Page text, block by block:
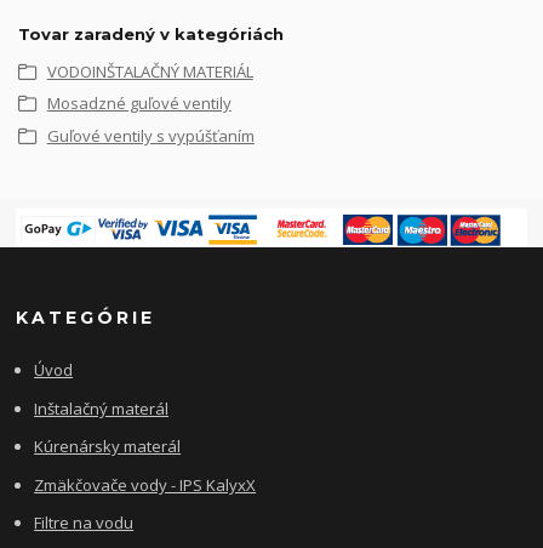
Tovar zaradený v kategóriách
VODOINŠTALAČNÝ MATERIÁL
Mosadzné guľové ventily
Guľové ventily s vypúšťaním
KATEGÓRIE
Úvod
Inštalačný materál
Kúrenársky materál
Zmäkčovače vody - IPS KalyxX
Filtre na vodu